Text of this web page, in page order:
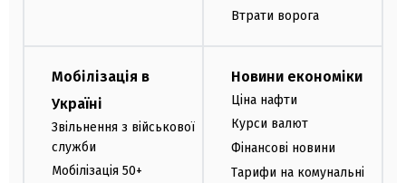
Втрати ворога
Мобілізація в
Україні
Звільнення з військової
служби
Мобілізація 50+
Новини економіки
Ціна нафти
Курси валют
Фінансові новини
Тарифи на комунальні